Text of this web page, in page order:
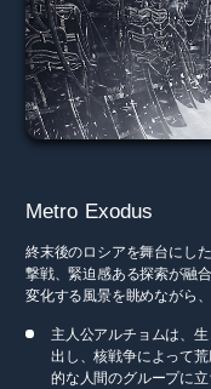
Metro Exodus
終末後のロシアを舞台にした
撃戦、緊迫感ある探索が融
変化する風景を眺めながら
主人公アルチョムは、
出し、核戦争によって
的な人間のグループに立